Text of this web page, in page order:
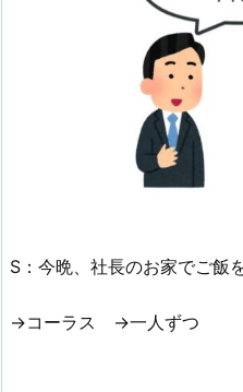
S：今晩、社長のお家でご飯
→コーラス →一人ずつ